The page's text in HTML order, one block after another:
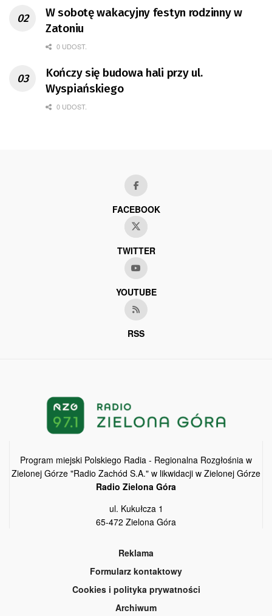
W sobotę wakacyjny festyn rodzinny w
Zatoniu
0 UDOST.
Kończy się budowa hali przy ul.
Wyspiańskiego
0 UDOST.
FACEBOOK
TWITTER
YOUTUBE
RSS
Program miejski Polskiego Radia - Regionalna Rozgłośnia w
Zielonej Górze "Radio Zachód S.A." w likwidacji w Zielonej Górze
Radio Zielona Góra
ul. Kukułcza 1
65-472 Zielona Góra
Reklama
Formularz kontaktowy
Cookies i polityka prywatności
Archiwum